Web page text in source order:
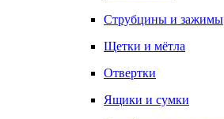
Струбцины и зажимы
Щетки и мётла
Отвертки
Ящики и сумки